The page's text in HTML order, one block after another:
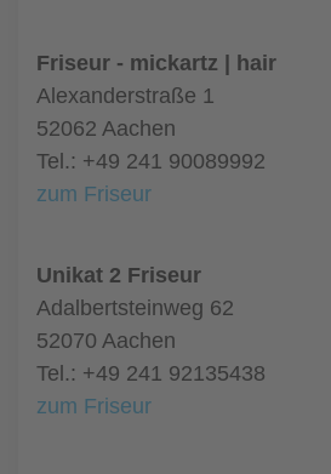
Friseur - mickartz | hair
Alexanderstraße 1
52062 Aachen
Tel.: +49 241 90089992
zum Friseur
Unikat 2 Friseur
Adalbertsteinweg 62
52070 Aachen
Tel.: +49 241 92135438
zum Friseur